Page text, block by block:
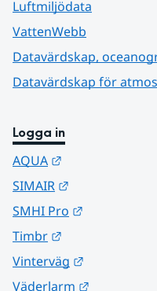
Luftmiljödata
VattenWebb
Datavärdskap,
Datavärdskap för
Logga in
AQUA
SIMAIR
SMHI Pro
Timbr
Vinterväg
Väderlarm